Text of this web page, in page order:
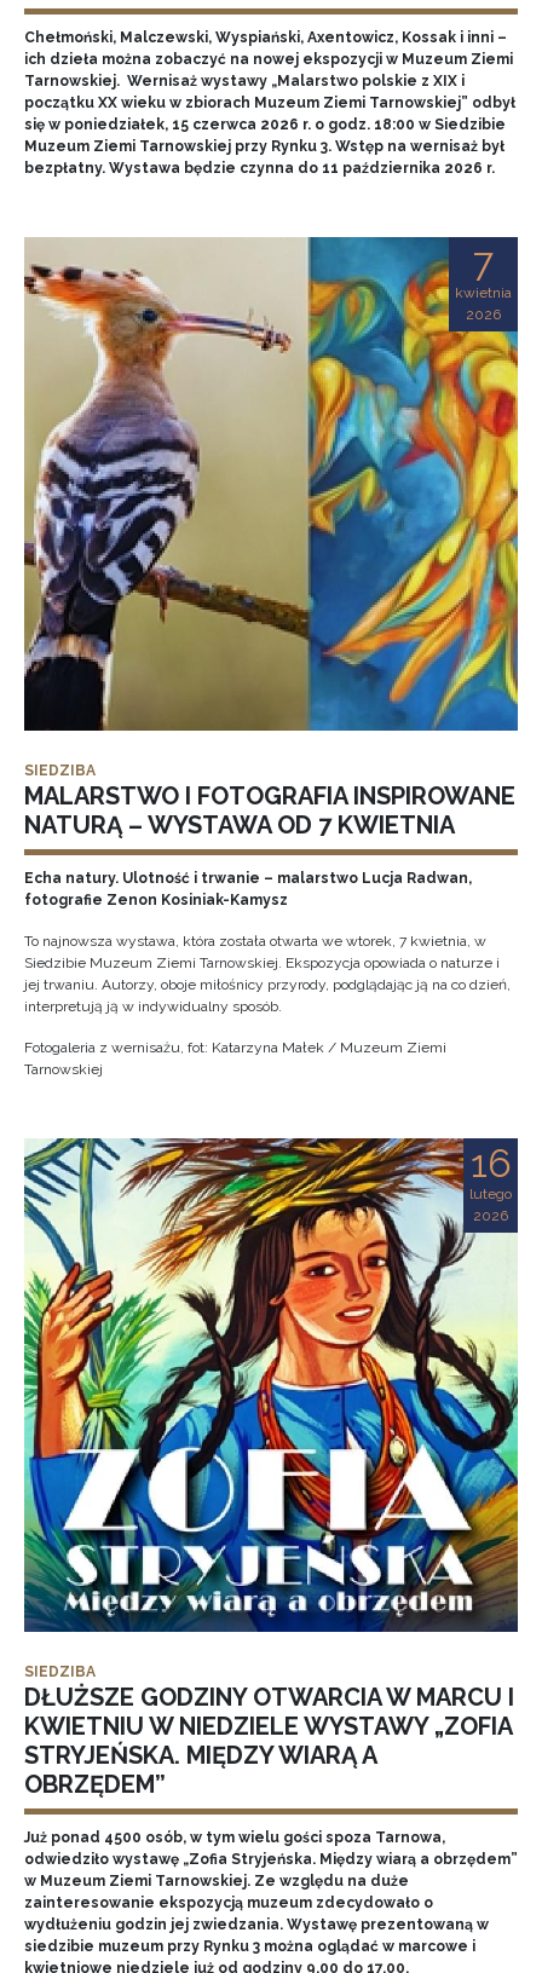
Chełmoński, Malczewski, Wyspiański, Axentowicz, Kossak i inni –
ich dzieła można zobaczyć na nowej ekspozycji w Muzeum Ziemi
Tarnowskiej. Wernisaż wystawy „Malarstwo polskie z XIX i
początku XX wieku w zbiorach Muzeum Ziemi Tarnowskiej” odbył
się w poniedziałek, 15 czerwca 2026 r. o godz. 18:00 w Siedzibie
Muzeum Ziemi Tarnowskiej przy Rynku 3. Wstęp na wernisaż był
bezpłatny. Wystawa będzie czynna do 11 października 2026 r.
7
kwietnia
2026
SIEDZIBA
MALARSTWO I FOTOGRAFIA INSPIROWANE
NATURĄ – WYSTAWA OD 7 KWIETNIA
Echa natury. Ulotność i trwanie – malarstwo Lucja Radwan,
fotografie Zenon Kosiniak-Kamysz
To najnowsza wystawa, która została otwarta we wtorek, 7 kwietnia, w
Siedzibie Muzeum Ziemi Tarnowskiej. Ekspozycja opowiada o naturze i
jej trwaniu. Autorzy, oboje miłośnicy przyrody, podglądając ją na co dzień,
interpretują ją w indywidualny sposób.
Fotogaleria z wernisażu, fot: Katarzyna Małek / Muzeum Ziemi
Tarnowskiej
16
lutego
2026
SIEDZIBA
DŁUŻSZE GODZINY OTWARCIA W MARCU I
KWIETNIU W NIEDZIELE WYSTAWY „ZOFIA
STRYJEŃSKA. MIĘDZY WIARĄ A
OBRZĘDEM”
Już ponad 4500 osób, w tym wielu gości spoza Tarnowa,
odwiedziło wystawę „Zofia Stryjeńska. Między wiarą a obrzędem”
w Muzeum Ziemi Tarnowskiej. Ze względu na duże
zainteresowanie ekspozycją muzeum zdecydowało o
wydłużeniu godzin jej zwiedzania. Wystawę prezentowaną w
siedzibie muzeum przy Rynku 3 można oglądać w marcowe i
kwietniowe niedziele już od godziny 9.00 do 17.00.